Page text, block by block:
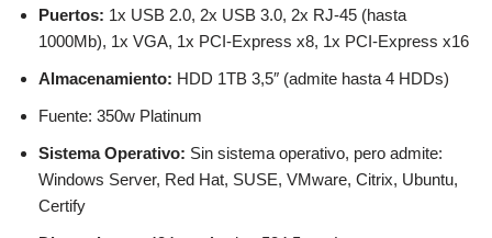
Puertos: 1x USB 2.0, 2x USB 3.0, 2x RJ-45 (hasta
1000Mb), 1x VGA, 1x PCI-Express x8, 1x PCI-Express x16
Almacenamiento: HDD 1TB 3,5″ (admite hasta 4 HDDs)
Fuente: 350w Platinum
Sistema Operativo: Sin sistema operativo, pero admite:
Windows Server, Red Hat, SUSE, VMware, Citrix, Ubuntu,
Certify